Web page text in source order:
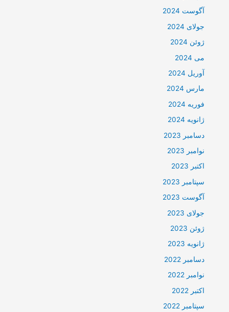
آگوست 2024
جولای 2024
ژوئن 2024
می 2024
آوریل 2024
مارس 2024
فوریه 2024
ژانویه 2024
دسامبر 2023
نوامبر 2023
اکتبر 2023
سپتامبر 2023
آگوست 2023
جولای 2023
ژوئن 2023
ژانویه 2023
دسامبر 2022
نوامبر 2022
اکتبر 2022
سپتامبر 2022